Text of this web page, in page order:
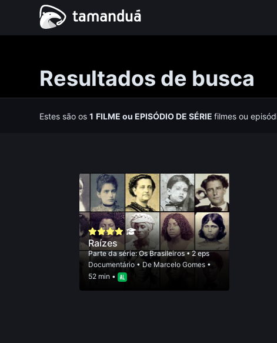
Resultados de busca
Estes são os1 FILMEou EPISÓDIO DE SÉRIEfilmes ou
Raízes
Parte da série:Os Brasileiros• 2 eps
Documentário• De Marcelo Gomes•
52 min •